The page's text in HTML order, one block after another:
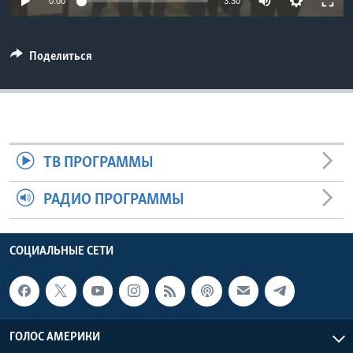
Языки
Поделиться
ТВ ПРОГРАММЫ
РАДИО ПРОГРАММЫ
СОЦИАЛЬНЫЕ СЕТИ
ГОЛОС АМЕРИКИ